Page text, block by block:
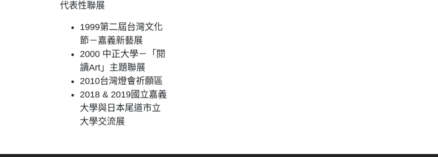
代表性聯展
1999第二屆台灣文化
節－嘉義新藝展
2000 中正大學－「閱
讀Art」主題聯展
2010台灣燈會祈願區
2018 & 2019國立嘉義
大學與日本尾道市立
大學交流展